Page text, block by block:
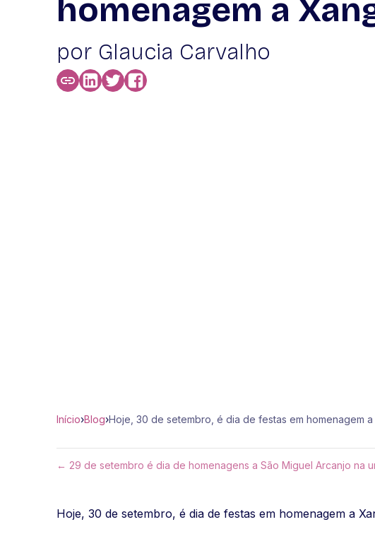
homenagem a
por Glaucia Carvalho
Início›Blog›Hoje, 30 de setembro, é dia de festas em homenagem a
← 29 de setembro é dia de homenagens a São Miguel Arcanjo na
Hoje, 30 de setembro, é dia de festas em homenagem a